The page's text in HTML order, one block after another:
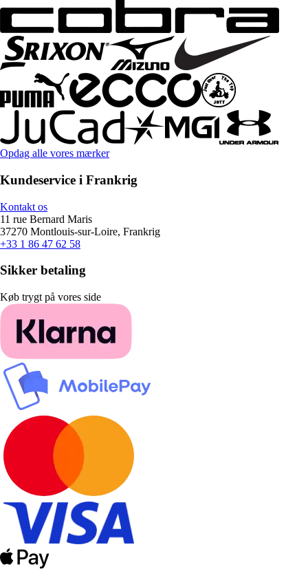
Opdag alle vores mærker
Kundeservice i Frankrig
Kontakt os
11 rue Bernard Maris
37270 Montlouis-sur-Loire, Frankrig
+33 1 86 47 62 58
Sikker betaling
Køb trygt på vores side